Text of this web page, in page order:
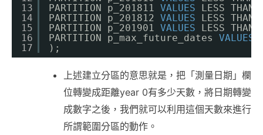
13
14
15
16
17
PARTITION p_201811 VALUES
LESS THAN
PARTITION p_201812 VALUES
LESS THAN
PARTITION p_201901 VALUES
LESS THAN
PARTITION p_max_future_dates VALUES
);
上述建立分區的意思就是，把「測量日期」欄
位轉變成距離year 0有多少天數，將日期轉變
成數字之後，我們就可以利用這個天數來進行
所謂範圍分區的動作。